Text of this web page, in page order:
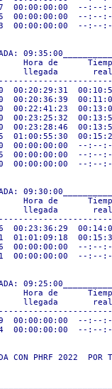
00:00:00:00
00:00:00:00
00:00:00:00  --
Hora de
llegada
00:20:29:31
00:20:36:39
00:22:41:23
00:23:25:32
00:23:28:46
01:00:55:30
00:00:00:00  --
00:00:00:00
00:00:00:00  --
Hora de
llegada
00:23:36:29
01:01:09:18
00:00:00:00
00:00:00:00
Hora de
llegada
00:00:00:00
00:00:00:00
CON PHRF 2022  POR